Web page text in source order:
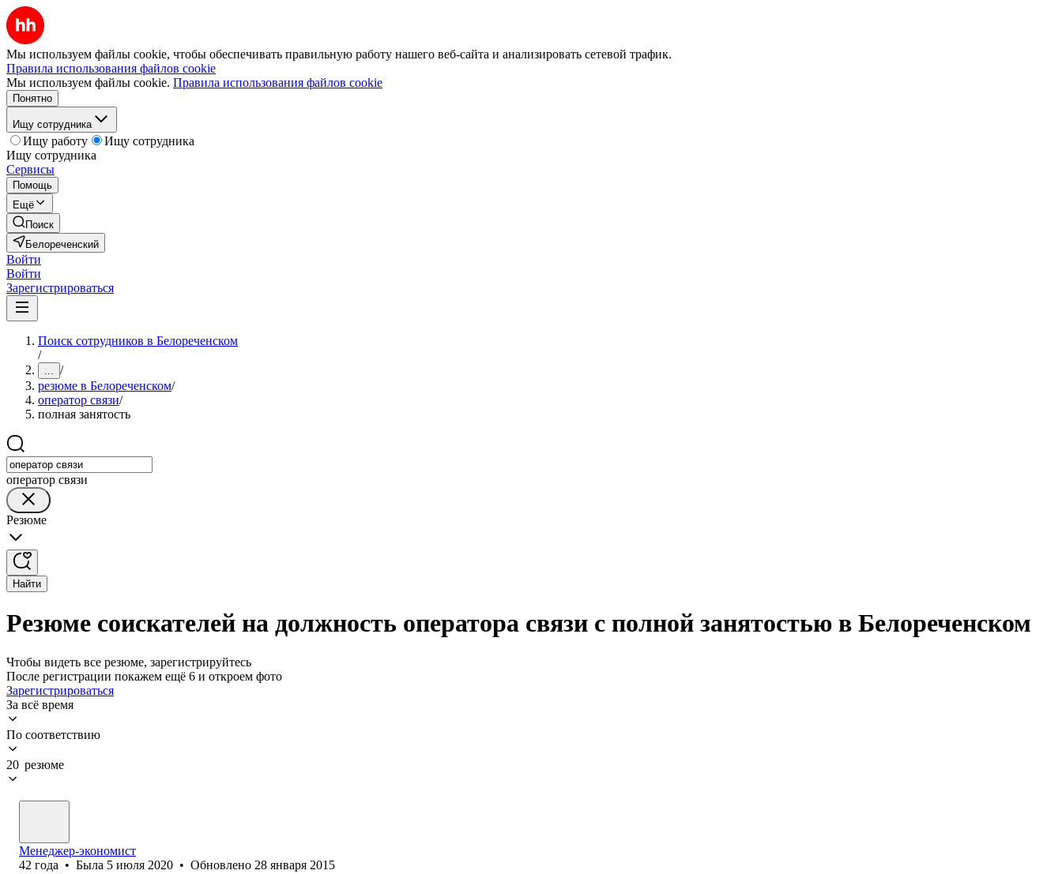
Мы используем файлы cookie, чтобы обеспечивать правильную работу нашего веб-сайта и анализировать сетевой трафик.
Правила использования файлов cookie
Мы используем файлы cookie. Правила использования файлов cookie
Понятно
Ищу сотрудника
Ищу работу
Ищу сотрудника
Ищу сотрудника
Сервисы
Помощь
Ещё
Поиск
Белореченский
Войти
Войти
Зарегистрироваться
Поиск сотрудников в Белореченском
/
... /
резюме в Белореченском/
оператор связи/
полная занятость
оператор связи
Резюме
Найти
Резюме соискателей на должность оператора связи с полной занятостью в Белореченском
Чтобы видеть все резюме, зарегистрируйтесь
После регистрации покажем ещё 6 и откроем фото
Зарегистрироваться
За всё время
По соответствию
20 резюме
Менеджер-экономист
42 года • Была 5 июля 2020 • Обновлено 28 января 2015